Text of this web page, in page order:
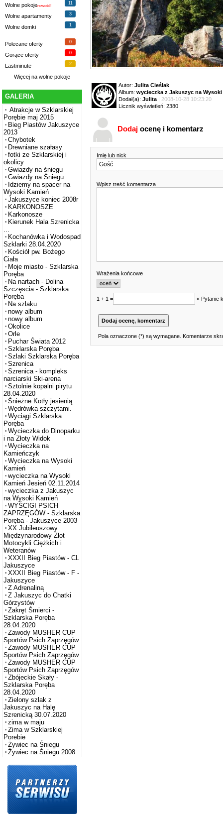
Wolne pokojenowość!
11
Wolne apartamenty 3
Wolne domki 1
Polecane oferty 0
Gorące oferty 0
Lastminute 2
Więcej na wolne pokoje
GALERIA
Atrakcje w Szklarskiej
Porębie maj 2015
Bieg Piastów Jakuszyce
2013
Chybotek
Drewniane szałasy
fotki ze Szklarskiej i
okolicy
Gwiazdy na śniegu
Gwiazdy na Śniegu
Idziemy na spacer na
Wysoki Kamień
Jakuszyce koniec 2008r
KARKONOSZE
Karkonosze
Kierunek Hala Szrenicka
...
Kochanówka i Wodospad
Szklarki 28.04.2020
Kościół pw. Bożego
Ciała
Moje miasto - Szklarska
Poręba
Na nartach - Dolina
Szczęscia - Szklarska
Poręba
Na szlaku
nowy album
nowy album
Okolice
Orle
Puchar Świata 2012
Szklarska Poręba
Szlaki Szklarska Poręba
Szrenica
Szrenica - kompleks
narciarski Ski-arena
Sztolnie kopalni pirytu
28.04.2020
Śnieżne Kotły jesienią
Wędrówka szczytami.
Wyciągi Szklarska
Poręba
Wycieczka do Dinoparku
i na Złoty Widok
Wycieczka na
Kamieńczyk
Wycieczka na Wysoki
Kamień
wycieczka na Wysoki
Kamień Jesień 02.11.2014
wycieczka z Jakuszyc
na Wysoki Kamień
WYŚCIGI PSICH
ZAPRZĘGÓW - Szklarska
Poręba - Jakuszyce 2003
XX Jubileuszowy
Międzynarodowy Zlot
Motocykli Ciężkich i
Weteranów
XXXII Bieg Piastów - CL
Jakuszyce
XXXII Bieg Piastów - F -
Jakuszyce
Z Adrenaliną
Z Jakuszyc do Chatki
Górzystów
Zakręt Śmierci -
Szklarska Poręba
28.04.2020
Zawody MUSHER CUP
Sportów Psich Zaprzęgów
Zawody MUSHER CUP
Sportów Psich Zaprzęgów
Zawody MUSHER CUP
Sportów Psich Zaprzęgów
Zbójeckie Skały -
Szklarska Poręba
28.04.2020
Zielony szlak z
Jakuszyc na Halę
Szrenicką 30.07.2020
zima w maju
Zima w Szklarskiej
Porebie
Żywiec na Śniegu
Żywiec na Śniegu 2008
Autor: Julita Cieślak
Album: wycieczka z Jakuszyc na
Dodał(a): Julita | 2008-10-28 10:23:20
Licznik wyświetleń: 2380
Dodaj ocenę i komentarz
Imię lub nick
Wpisz treść komentarza
Wrażenia końcowe
1 + 1 = « Pytanie
Pola oznaczone (*) są wymagane. Komentarze